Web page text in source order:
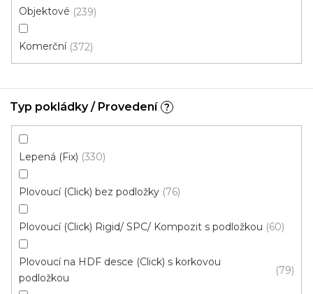
Objektové 239
Komerční 372
Typ pokládky / Provedení ?
Lepená (Fix) 330
Plovoucí (Click) bez podložky 76
Plovoucí (Click) Rigid/ SPC/ Kompozit s podložkou 60
Plovoucí na HDF desce (Click) s korkovou
podložkou
79
Vinylová podlaha ESSENCE Tribe Oak Light
Natural
od 613 Kč/ m2
Měrná
od 134,43 Kč / 1 m2
Rigid click 55 (plovoucí) Rigid click 30 (plovoucí)